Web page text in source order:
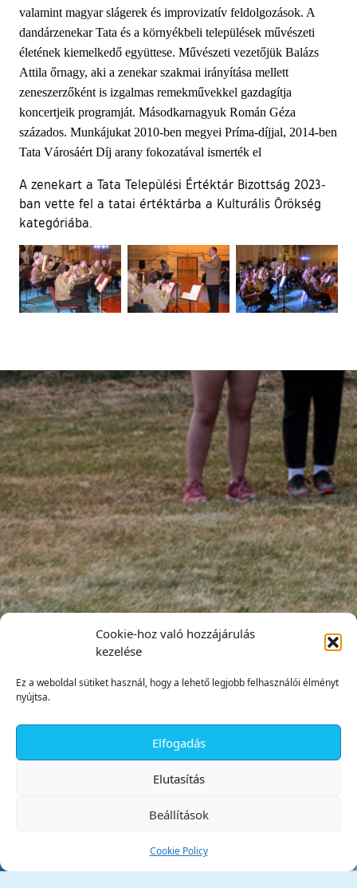
Cookie-hoz való hozzájárulás
kezelése
Ez a weboldal sütiket használ, hogy a lehető legjobb felhasználói élményt
nyújtsa.
Elfogadás
Elutasítás
Beállítások
Cookie Policy
valamint magyar slágerek és improvizatív feldolgozások. A
dandárzenekar Tata és a környékbeli települések művészeti
életének kiemelkedő együttese. Művészeti vezetőjük Balázs
Attila őrnagy, aki a zenekar szakmai irányítása mellett
zeneszerzőként is izgalmas remekművekkel gazdagítja
koncertjeik programját. Másodkarnagyuk Román Géza
százados. Munkájukat 2010-ben megyei Príma-díjjal, 2014-ben
Tata Városáért Díj arany fokozatával ismerték el
A zenekart a Tata Települési Értéktár Bizottság 2023-
ban vette fel a tatai értéktárba a Kulturális Örökség
kategóriába.
Ugrás a galéria utánra
Tata Város Önkormányzata
✕